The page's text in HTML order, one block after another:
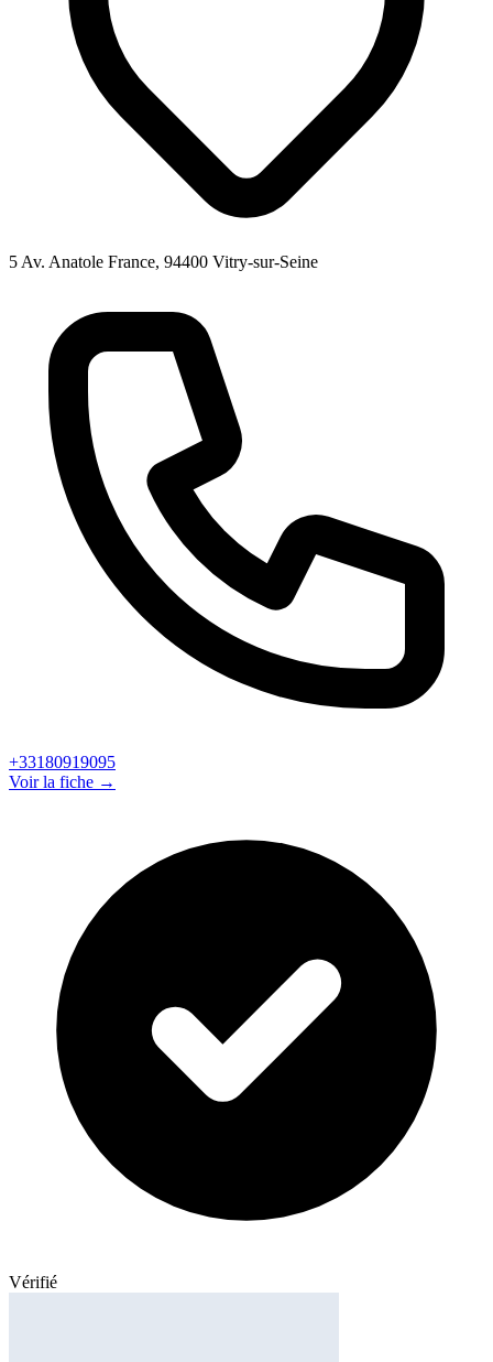
5 Av. Anatole France, 94400 Vitry-sur-Seine
+33180919095
Voir la fiche →
Vérifié